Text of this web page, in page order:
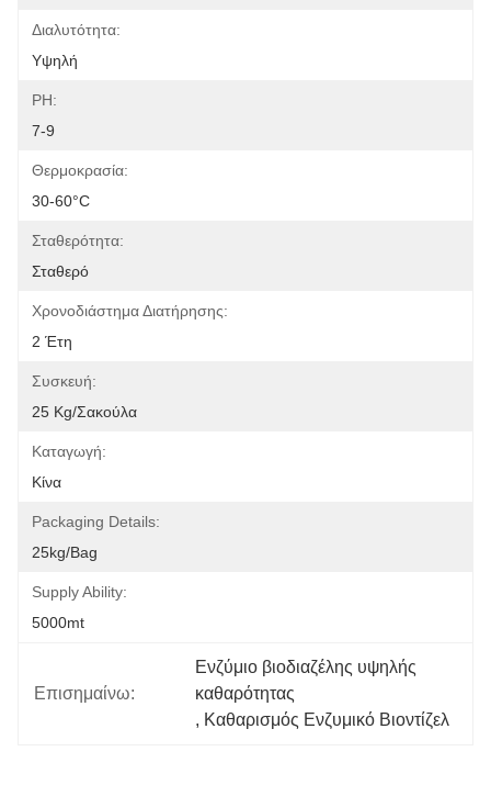
Διαλυτότητα:
Υψηλή
PH:
7-9
Θερμοκρασία:
30-60°C
Σταθερότητα:
Σταθερό
Χρονοδιάστημα Διατήρησης:
2 Έτη
Συσκευή:
25 Kg/σακούλα
Καταγωγή:
Κίνα
Packaging Details:
25kg/bag
Supply Ability:
5000mt
Επισημαίνω:
Ενζύμιο βιοδιαζέλης υψηλής
καθαρότητας
, Καθαρισμός Ενζυμικό Βιοντίζελ